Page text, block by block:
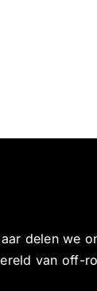
delen we
van off-